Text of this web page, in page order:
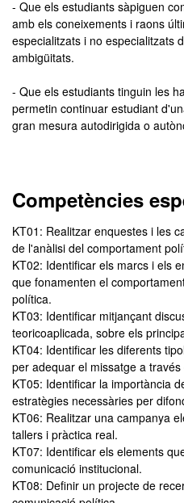
- Que els estudiants sàpiguen
amb els coneixements i raons
especialitzats i no especialitzats
ambigüitats.
- Que els estudiants tinguin les
permetin continuar estudiant
gran mesura autodirigida o
Competències
KT01: Realitzar enquestes i les
de l'anàlisi del comportament
KT02: Identificar els marcs i els
que fonamenten el
política.
KT03: Identificar mitjançant
teoricoaplicada, sobre els
KT04: Identificar les diferents
per adequar el missatge a
KT05: Identificar la importància
estratègies necessàries per
KT06: Realitzar una campanya
tallers i pràctica real.
KT07: Identificar els elements
comunicació institucional.
KT08: Definir un projecte de